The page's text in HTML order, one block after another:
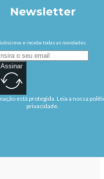
Newsletter
e receba todas as novidades.
Assinar
está protegida. Leia a nossa
privacidade.